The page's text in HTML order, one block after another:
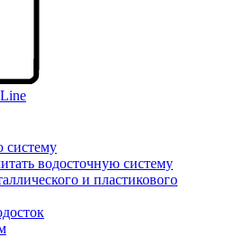
систему
водосточную систему
и пластикового